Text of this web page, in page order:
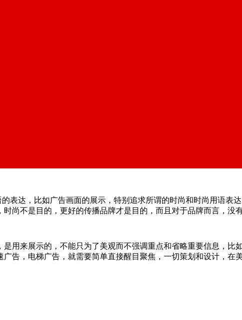
表达，比如广告画面的展示，特别追求所谓的时尚和时尚用语表
尚不是目的，更好的传播品牌才是目的，而且对于品牌而言，没
用来展示的，不能只为了美观而不强调重点和省略重要信息，比
告，电梯广告，就需要简单直接醒目聚焦，一切策划和设计，在